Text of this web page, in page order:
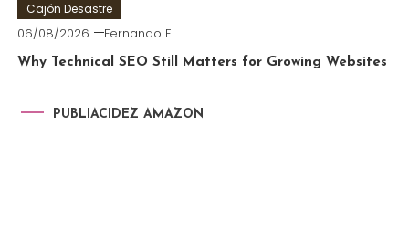
Cajón Desastre
06/08/2026 Fernando F
Why Technical SEO Still Matters for Growing Websites
PUBLIACIDEZ AMAZON